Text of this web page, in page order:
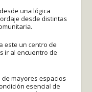
una lógica
desde distintas
este un centro de
ir al encuentro de
mayores espacios
esencial de